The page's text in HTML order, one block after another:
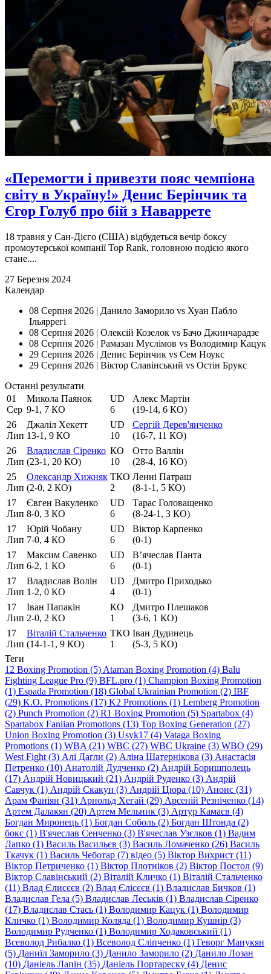
«Перемогти і привезти пояс чемпіона
світу в Україну!» Денис Берінчик та
Єгор Голуб про бій з Наваррете
18 травня у Сан-Дієго (США) відбудеться вечір боксу
промоутерської компанії Top Rank, головною подією якого
стане....
27 Березня 2024
Календар
08 Серпня 2026 | Данило Заморило vs Хуан Пабло
Ільяррегі
08 Серпня 2026 | Олексій Козелок vs Бачо Джинчарадзе
08 Серпня 2026 | Рамазан Муслімов vs Володимир Кацук
29 Серпня 2026 | Денис Берінчик vs Сем Ноукс
29 Серпня 2026 | Віктор Славінський vs Остін Брукс
Останнi результати
01
Сер
Микола Паянок
9-1, 7 КО
UD
6
Алекс Мартiн
(19-14, 6 КО)
26
Лип
Джаліл Хекетт
13-1, 9 КО
UD
10
Сергій Дерев'янченко
(16-7, 11 КО)
26
Лип
Владислав Сіренко
(23-1, 20 КО)
КО
10
Отто Валлін
(28-4, 16 КО)
25
Лип
Олександр Хижняк
(2-0, 2 КО)
ТКО
2
Ленні Патраш
(8-1-1, 5 КО)
17
Лип
Євген Вакуленко
8-0, 3 КО
UD
6
Тарас Головащенко
(8-24-1, 3 КО)
17
Лип
Юрій Чобану
7-0, 4 КО
UD
6
Віктор Карпенко
(0-1)
17
Лип
Максим Савенко
6-2, 1 КО
UD
6
В’ячеслав Панта
(0-1)
17
Лип
Владислав Волін
1-2, 0 КО
UD
4
Дмитро Приходько
(0-1)
17
Лип
Іван Папакін
2-0, 2 КО
КО
1
Дмитро Плешаков
(3-6, 1 КО)
17
Лип
Віталій Стальченко
(14-1-1, 9 КО)
ТКО
1
Іван Дудинець
(5-3, 5 КО)
Теги
12 Boxing Promotion (5) Ataman Boxing Promotion (4) Balu
Fighting League Pro (9) BFL.pro (1) Champion Boxing Promotion
(1) Espada Promotion (18) Global Ukrainian Promotion (2) IBF
(29) K.O. Promotions (17) K2 Promotions (1) Lemberg Promotion
(2) Punch Promotion (2) R1 Boxing Promotion (5) Spartabox (4)
Spartabox Faniian Promotions (13) Top Boxing Generation (27)
Union Boxing Promotion (3) Usyk17 (4) Vataga Boxing
Promotions (1) WBA (21) WBC (27) WBC Ukraine (3) WBO (29)
West Fight (3) Алi Дагли (2) Алiна Шатернiкова (3) Анастасія
Петренко (10) Анатолій Дудченко (2) Андрій Боришполець
(17) Андрій Новицький (21) Андрій Руденко (3) Андрій
Савчук (1) Андрій Скакун (3) Андрій Цюра (10) Анонс (31)
Арам Фаніян (31) Арнольд Хегай (29) Арсеній Резніченко (14)
Артем Далакян (20) Артем Мельник (3) Артур Камаєв (4)
Богдан Миронець (1) Богдан Соболь (2) Богдан Штонда (2)
бокс (1) В'ячеслав Сенченко (3) В'ячеслав Узєлков (1) Вадим
Лапко (1) Василь Васильєв (3) Василь Ломаченко (26) Василь
Ткачук (1) Василь Чеботар (7) відео (5) Віктор Вихрист (11)
Віктор Петриченко (1) Віктор Плотніков (2) Віктор Постол (9)
Віктор Славінський (2) Віталій Кличко (1) Віталій Стальченко
(11) Влад Єлисєєв (2) Влад Єлісєєв (1) Владислав Бичков (1)
Владислав Гела (5) Владислав Леськів (1) Владислав Сіренко
(17) Владислав Стась (1) Володимир Кацук (1) Володимир
Кличко (1) Володимир Коляда (1) Володимир Кушнір (3)
Володимир Рудченко (1) Володимир Ходаковський (1)
Всеволод Рибалко (1) Всеволод Сліпченко (1) Геворг Манукян
(5) Даниїл Заморило (3) Данило Заморило (2) Данило Лозан
(10) Даніель Лапін (35) Даніель Портареску (4) Денис